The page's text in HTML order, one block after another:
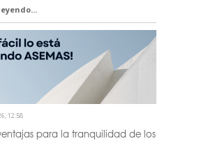
12:58
para la tranquilidad de los